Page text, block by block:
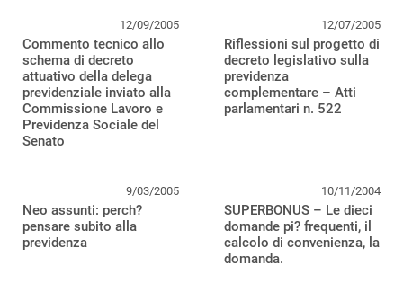
12/09/2005
Commento tecnico allo
schema di decreto
attuativo della delega
previdenziale inviato alla
Commissione Lavoro e
Previdenza Sociale del
Senato
12/07/2005
Riflessioni sul progetto di
decreto legislativo sulla
previdenza
complementare – Atti
parlamentari n. 522
9/03/2005
Neo assunti: perch?
pensare subito alla
previdenza
10/11/2004
SUPERBONUS – Le dieci
domande pi? frequenti, il
calcolo di convenienza, la
domanda.